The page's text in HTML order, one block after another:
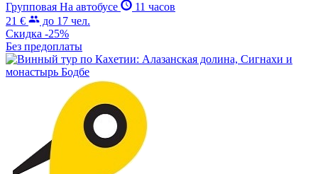
Групповая На автобусе
11 часов
21 €
до 17 чел.
Скидка -25%
Без предоплаты